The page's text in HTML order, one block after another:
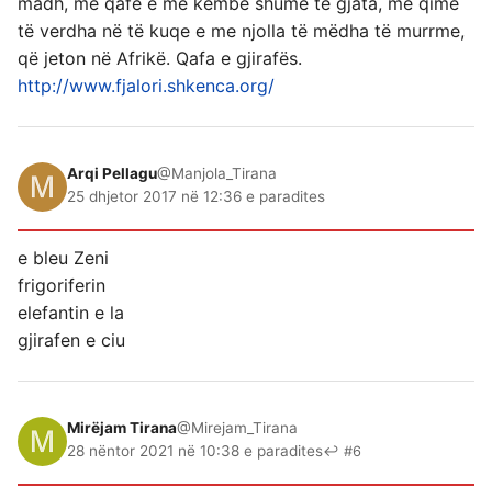
të verdha në të kuqe e me njolla të mëdha të murrme,
që jeton në Afrikë. Qafa e gjirafës.
http://www.fjalori.shkenca.org/
Arqi Pellagu@Manjola_Tirana
25 dhjetor 2017 në 12:36 e paradites
e bleu Zeni
frigoriferin
elefantin e la
gjirafen e ciu
Mirëjam Tirana@Mirejam_Tirana
28 nëntor 2021 në 10:38 e paradites↩ #6